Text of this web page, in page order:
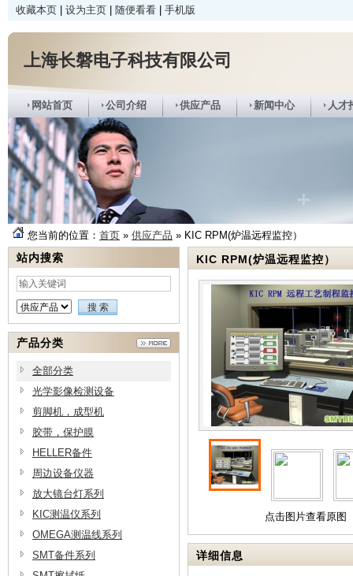
收藏本页 设为主页 随便看看 手机版
上海长磐电子科技有限公司
网站首页 公司介绍 供应产品 新闻中心 人才
您当前的位置： 首页 » 供应产品 » KIC RPM(炉温远程监控）
站内搜索
产品分类
全部分类
光学影像检测设备
剪脚机，成型机
胶带，保护膜
HELLER备件
周边设备仪器
放大镜台灯系列
KIC测温仪系列
OMEGA测温线系列
SMT备件系列
KIC RPM(炉温远程监控）
点击图片查看原图
详细信息